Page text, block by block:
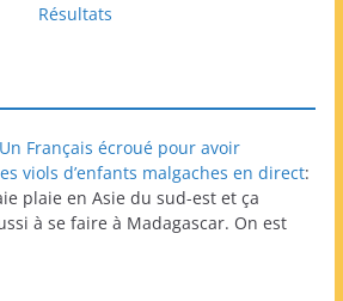
Résultats
Un Français écroué pour avoir
viols d’enfants malgaches en direct:
plaie en Asie du sud-est et ça
à se faire à Madagascar. On est